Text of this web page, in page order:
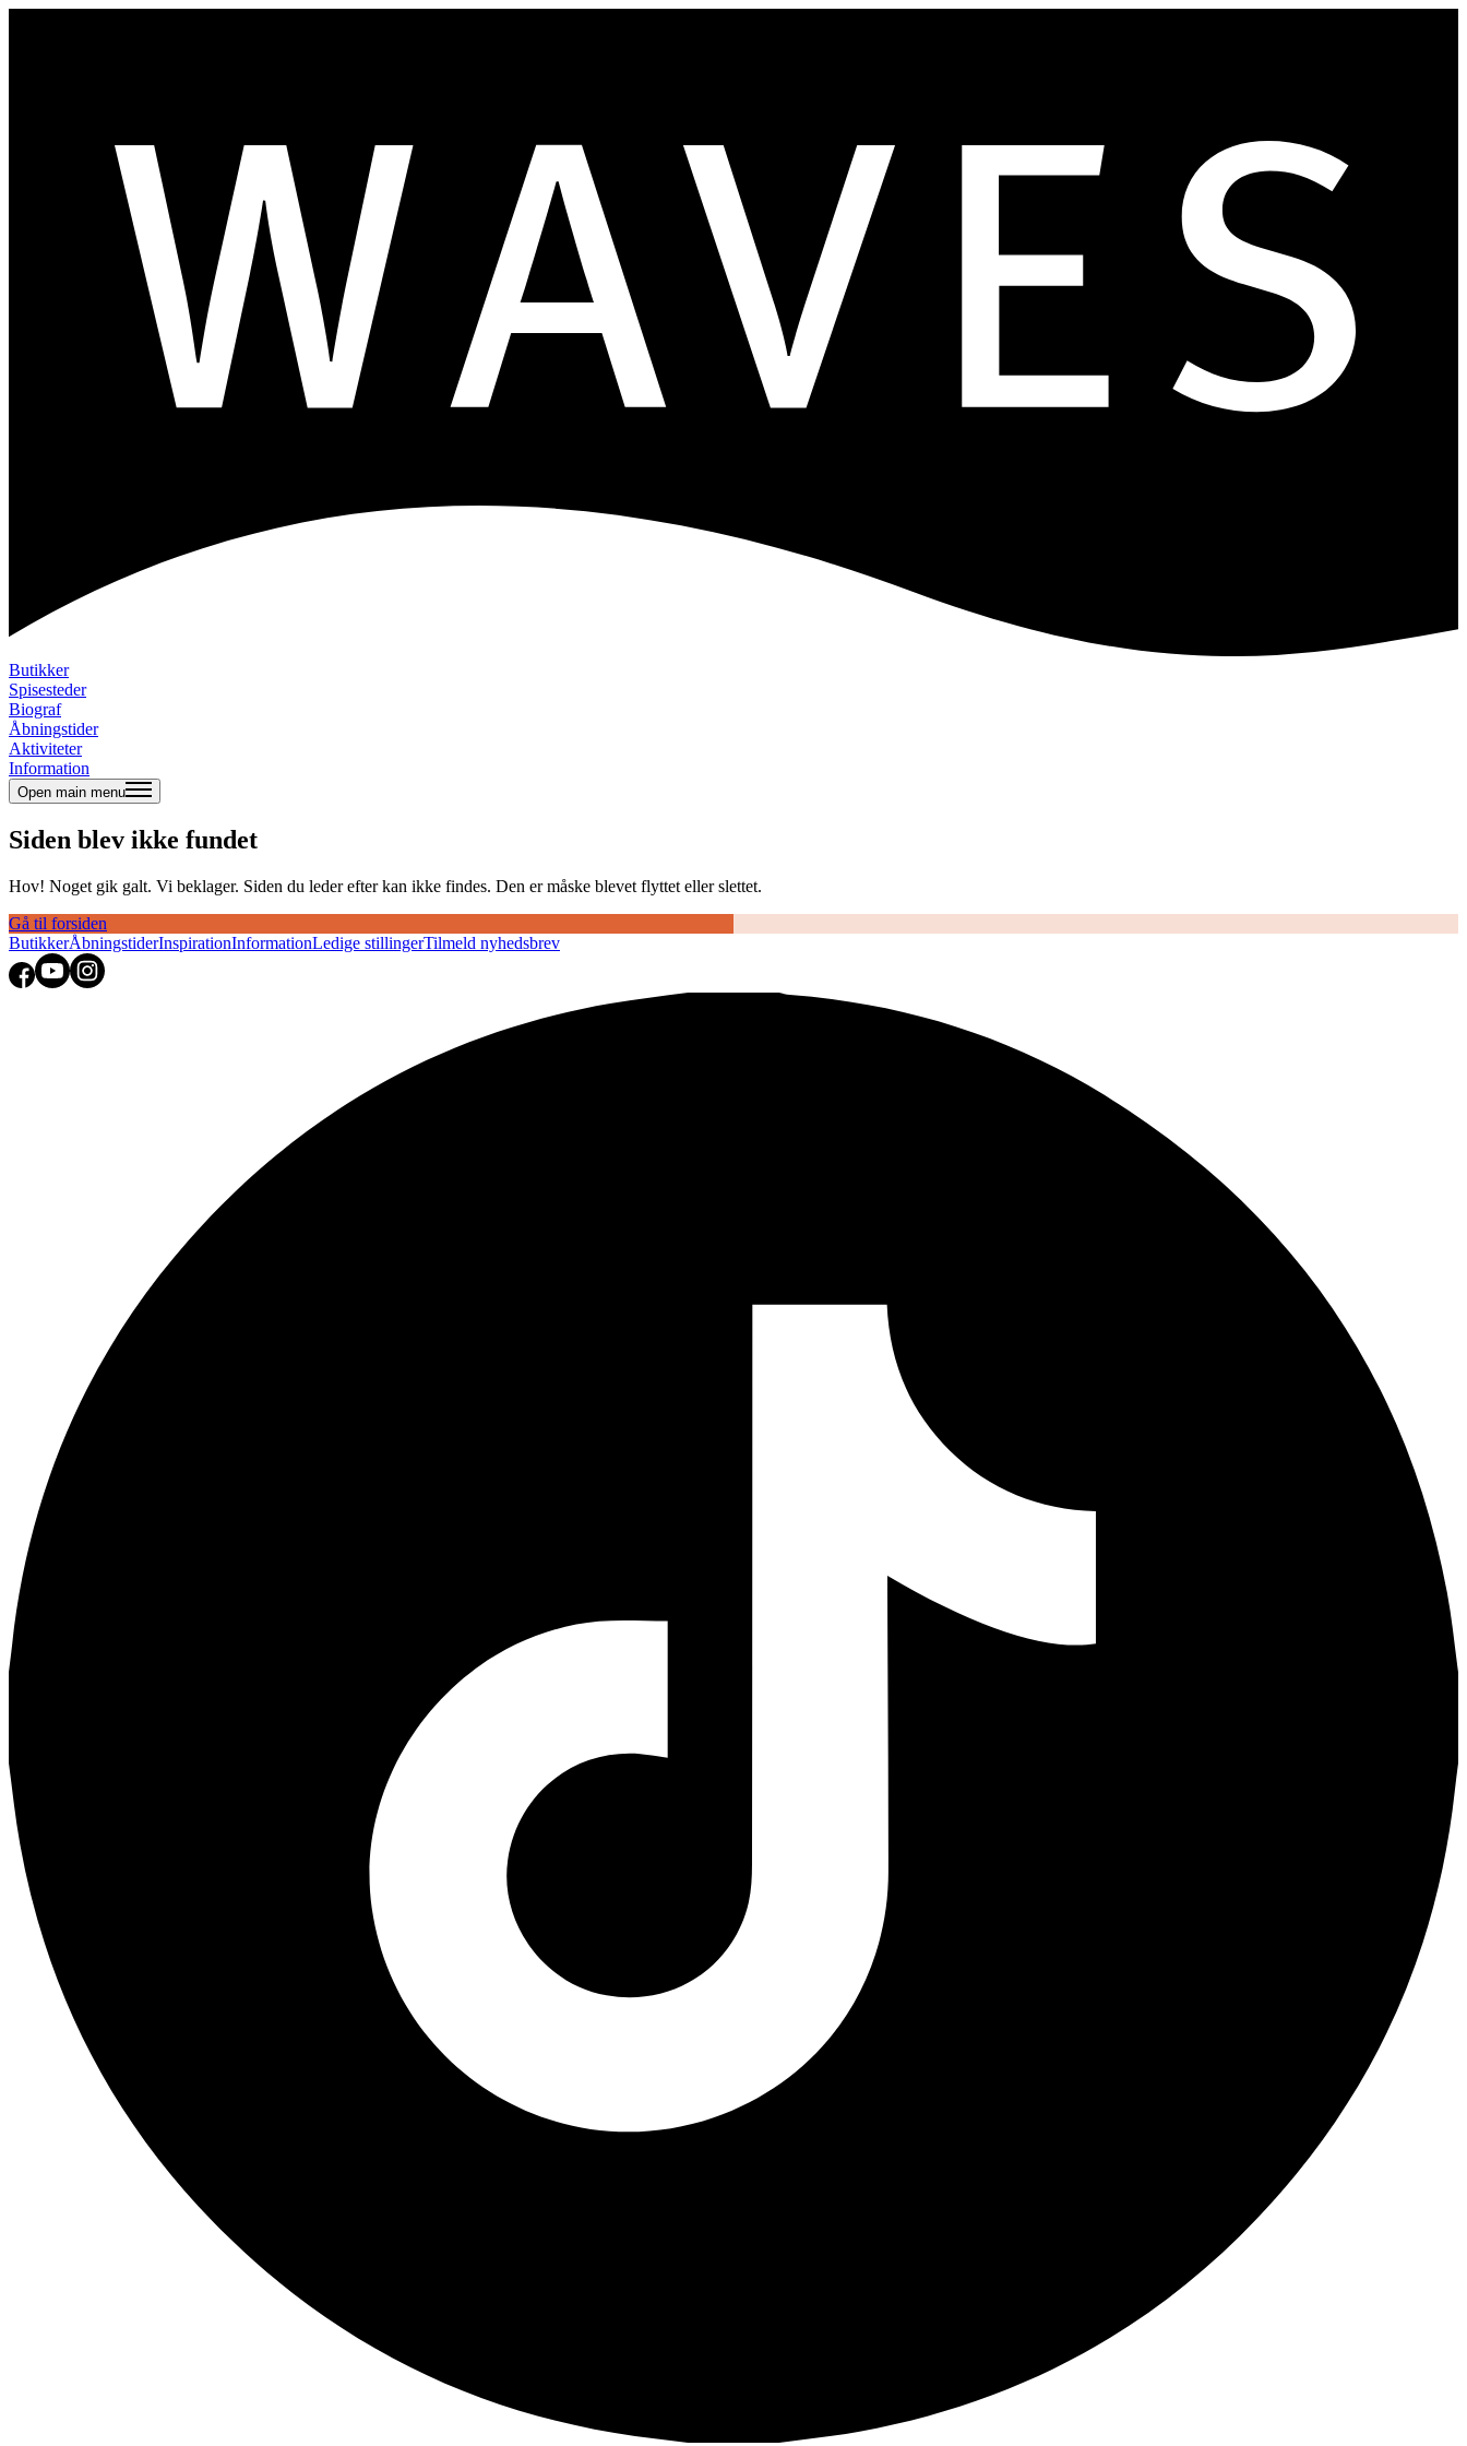
Butikker
Spisesteder
Biograf
Åbningstider
Aktiviteter
Information
Open main menu
Siden blev ikke fundet
Hov! Noget gik galt. Vi beklager. Siden du leder efter kan ikke findes. Den er måske blevet flyttet eller slettet.
Gå til forsiden
ButikkerÅbningstiderInspirationInformationLedige stillingerTilmeld nyhedsbrev